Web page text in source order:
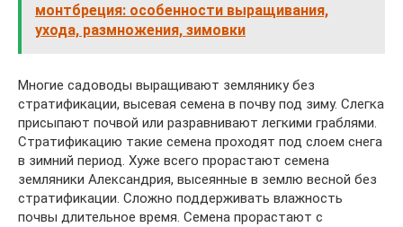
монтбреция: особенности выращивания,
ухода, размножения, зимовки
Многие садоводы выращивают землянику без
стратификации, высевая семена в почву под зиму. Слегка
присыпают почвой или разравнивают легкими граблями.
Стратификацию такие семена проходят под слоем снега
в зимний период. Хуже всего прорастают семена
земляники Александрия, высеянные в землю весной без
стратификации. Сложно поддерживать влажность
почвы длительное время. Семена прорастают с